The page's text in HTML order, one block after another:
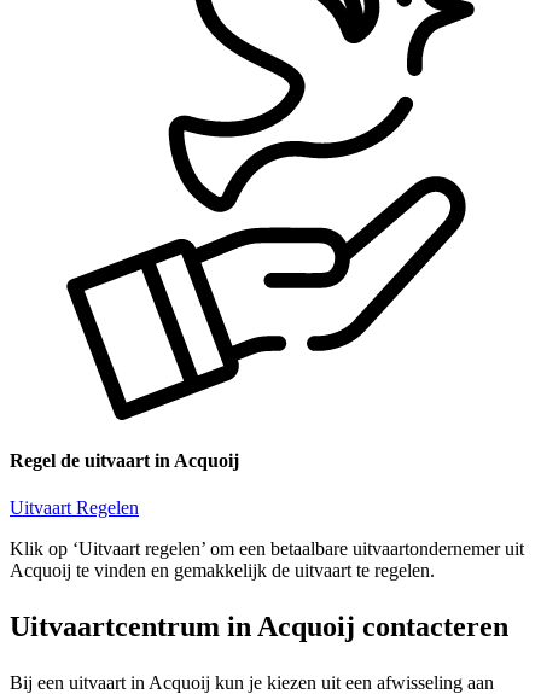
Regel de uitvaart in Acquoij
Uitvaart Regelen
Klik op ‘Uitvaart regelen’ om een betaalbare uitvaartondernemer uit
Acquoij te vinden en gemakkelijk de uitvaart te regelen.
Uitvaartcentrum in Acquoij contacteren
Bij een uitvaart in Acquoij kun je kiezen uit een afwisseling aan